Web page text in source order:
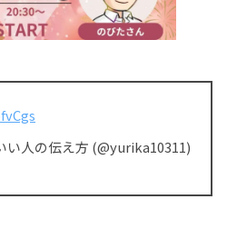
人の伝え方 (@yurika10311)